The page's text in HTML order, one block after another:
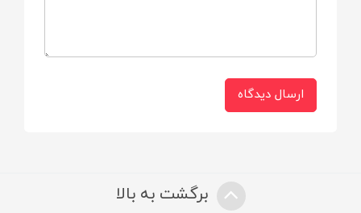
لایه بیرونی:
لایه ضدنشت با قابلیت عبور ندادن رطوبت به
بالا (مناسب استفاده روزانه و شبانه)
ارسال دیدگاه
برگشت به بالا